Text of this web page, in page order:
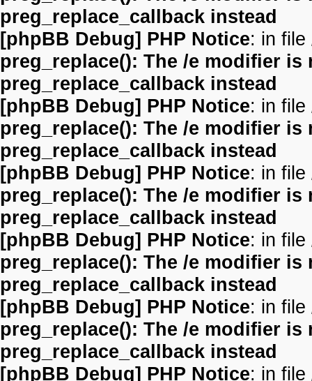
preg_replace_callback instead
[phpBB Debug] PHP Notice: in file
preg_replace(): The /e modifier
preg_replace_callback instead
[phpBB Debug] PHP Notice: in file
preg_replace(): The /e modifier
preg_replace_callback instead
[phpBB Debug] PHP Notice: in file
preg_replace(): The /e modifier
preg_replace_callback instead
[phpBB Debug] PHP Notice: in file
preg_replace(): The /e modifier
preg_replace_callback instead
[phpBB Debug] PHP Notice: in file
preg_replace(): The /e modifier
preg_replace_callback instead
[phpBB Debug] PHP Notice: in file